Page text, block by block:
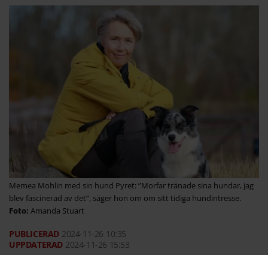
Memea Mohlin med sin hund Pyret: ”Morfar tränade sina hundar, jag
blev fascinerad av det”, säger hon om om sitt tidiga hundintresse.
Amanda Stuart
2024-11-26 10:35
2024-11-26 15:53